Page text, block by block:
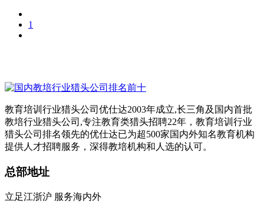
1
教育培训行业猎头公司优仕达2003年成立,长三角及国内首批
教培行业猎头公司,专注教育类猎头招聘22年，教育培训行业
猎头公司排名领先的优仕达已为超500家国内外知名教育机构
提供人才招聘服务，深得教培机构和人选的认可。
总部地址
立足江浙沪 服务海内外